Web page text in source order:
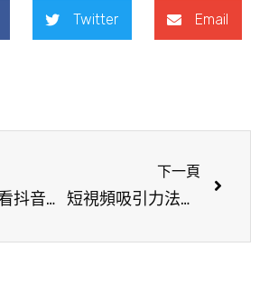
Twitter Email
電腦也能看抖音？抖音網頁版來啦！
下一頁
短視頻吸引力法則—如何用 5 秒TikTok、抖音搶眼球 短影音決戰5秒